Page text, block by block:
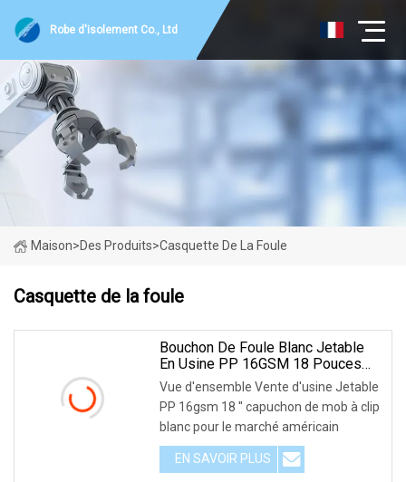
Robe d'isolement Co., Ltd
Maison>Des Produits>Casquette De La Foule
Casquette de la foule
Bouchon De Foule Blanc Jetable
En Usine PP 16GSM 18 Pouces
Pour Le Marché Américain
Vue d'ensemble Vente d'usine Jetable
PP 16gsm 18 '' capuchon de mob à clip
blanc pour le marché américain
EN SAVOIR PLUS